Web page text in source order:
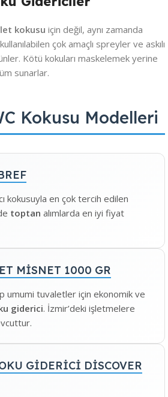
kokusu için değil, aynı zamanda
çok amaçlı spreyler ve askılı
Kötü kokuları maskelemek yerine
sunarlar.
Kokusu Modelleri
kokusuyla en çok tercih edilen
toptan alımlarda en iyi fiyat
MİSNET 1000 GR
umumi tuvaletler için ekonomik ve
giderici. İzmir’deki işletmelere
GİDERİCİ DİSCOVER